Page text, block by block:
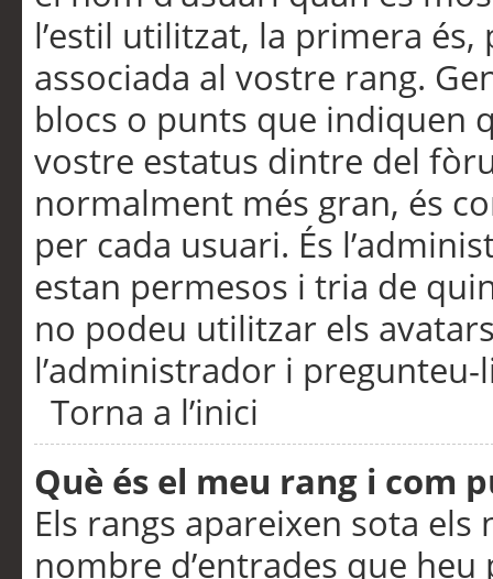
l’estil utilitzat, la primera
associada al vostre rang.
blocs o punts que indiquen
vostre estatus dintre del
normalment més gran, és
per cada usuari. És
estan permesos i tria de
no podeu utilitzar els
l’administrador i pregunteu-
Torna a l’inici
Què és el meu rang i com
Els rangs apareixen sota
nombre d’entrades que